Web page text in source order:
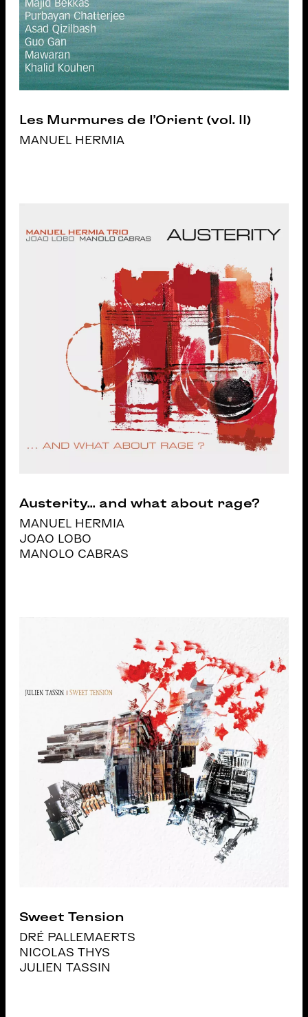
Les Murmures de l’Orient (vol. II)
MANUEL HERMIA
Austerity... and what about rage?
MANUEL HERMIA
JOAO LOBO
MANOLO CABRAS
Sweet Tension
DRÉ PALLEMAERTS
NICOLAS THYS
JULIEN TASSIN